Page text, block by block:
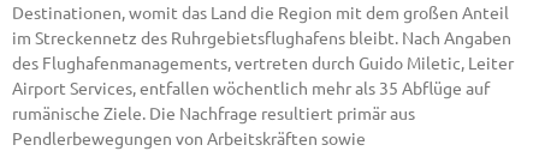
Destinationen, womit das Land die Region mit dem großen Anteil
im Streckennetz des Ruhrgebietsflughafens bleibt. Nach Angaben
des Flughafenmanagements, vertreten durch Guido Miletic, Leiter
Airport Services, entfallen wöchentlich mehr als 35 Abflüge auf
rumänische Ziele. Die Nachfrage resultiert primär aus
Pendlerbewegungen von Arbeitskräften sowie